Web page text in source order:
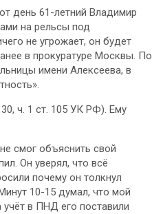
день 61-летний Владимир
на рельсы под
не угрожает, он будет
в прокуратуре Москвы. По
имени Алексеева, в
ч. 1 ст. 105 УК РФ). Ему
смог объяснить свой
Он уверял, что всё
почему он толкнул
10-15 думал, что мой
учёт в ПНД его поставили